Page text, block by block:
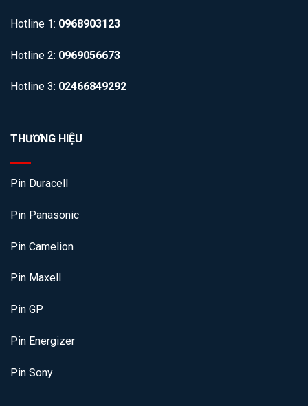
Hotline 1: 0968903123
Hotline 2: 0969056673
Hotline 3: 02466849292
THƯƠNG HIỆU
Pin Duracell
Pin Panasonic
Pin Camelion
Pin Maxell
Pin GP
Pin Energizer
Pin Sony